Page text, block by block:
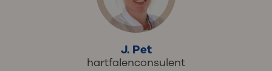
J. Pet
hartfalenconsulent